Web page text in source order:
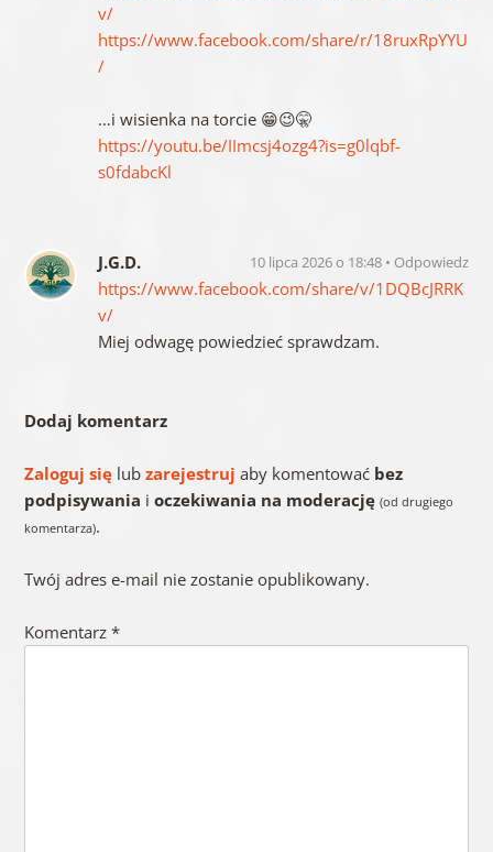
v/
https://www.facebook.com/share/r/18ruxRpYYU
/
…i wisienka na torcie 😁😉🤫
https://youtu.be/IImcsj4ozg4?is=g0lqbf-
s0fdabcKl
J.G.D. 10 lipca 2026 o 18:48 Odpowiedz
https://www.facebook.com/share/v/1DQBcJRRK
v/
Miej odwagę powiedzieć sprawdzam.
Dodaj komentarz
Zaloguj sięlub zarejestruj aby komentować bez
podpisywania i oczekiwania na moderację (od drugiego
komentarza).
Twój adres e-mail nie zostanie opublikowany.
Komentarz *